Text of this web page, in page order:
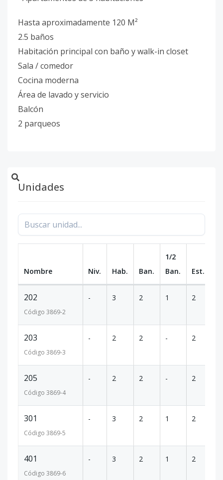
Hasta aproximadamente 120 M²
2.5 baños
Habitación principal con baño y walk-in closet
Sala / comedor
Cocina moderna
Área de lavado y servicio
Balcón
2 parqueos
Unidades
Nombre Niv. Hab. Ban.
1/2
Ban.
Est.
202
Código 3869-2
- 3 2 1 2
203
Código 3869-3
- 2 2 - 2
205
Código 3869-4
- 2 2 - 2
301
Código 3869-5
- 3 2 1 2
401
Código 3869-6
- 3 2 1 2